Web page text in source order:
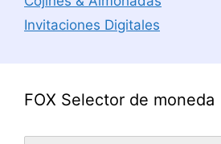
Invitaciones Digitales
FOX Selector de moneda